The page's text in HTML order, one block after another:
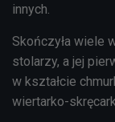
innych.
Skończyła wiele
stolarzy, a jej
w kształcie
wiertarko-